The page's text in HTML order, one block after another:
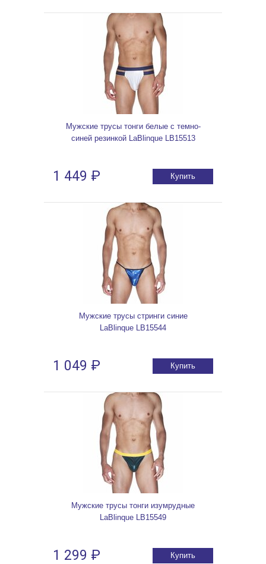
Мужские трусы тонги белые с темно-
синей резинкой LaBlinque LB15513
1 449 ₽ Купить
Мужские трусы стринги синие
LaBlinque LB15544
1 049 ₽ Купить
Мужские трусы тонги изумрудные
LaBlinque LB15549
1 299 ₽ Купить